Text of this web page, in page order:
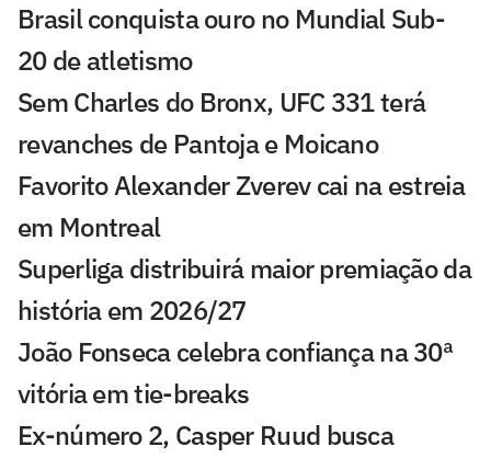
Brasil conquista ouro no Mundial Sub-
20 de atletismo
Sem Charles do Bronx, UFC 331 terá
revanches de Pantoja e Moicano
Favorito Alexander Zverev cai na estreia
em Montreal
Superliga distribuirá maior premiação da
história em 2026/27
João Fonseca celebra confiança na 30ª
vitória em tie-breaks
Ex-número 2, Casper Ruud busca